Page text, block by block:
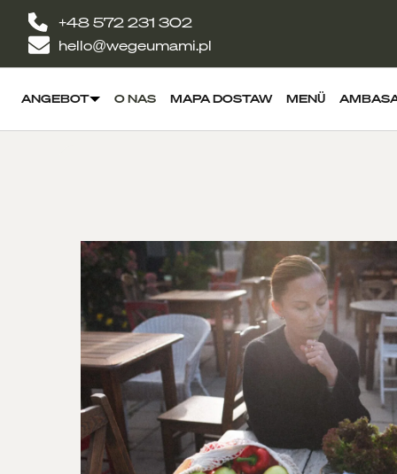
+48 572 231 302
hello@wegeumami.pl
ANGEBOT O NAS MAPA DOSTAW MENÜ